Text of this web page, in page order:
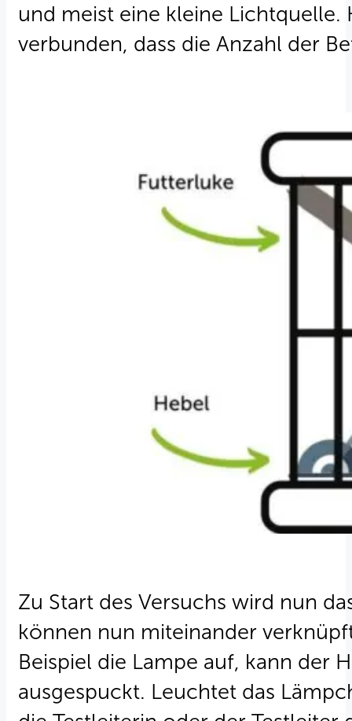
und meist eine kleine
verbunden, dass die Anzahl der
Zu Start des Versuchs wird nun
können nun miteinander
Beispiel die Lampe auf, kann der
ausgespuckt. Leuchtet das